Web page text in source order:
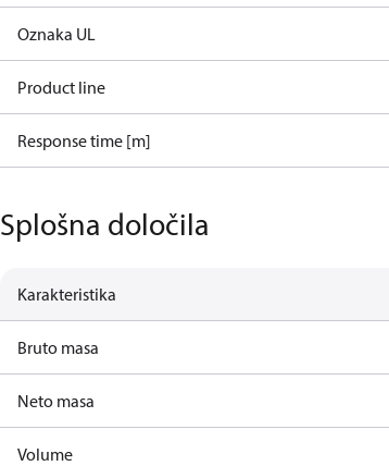
Oznaka UL
Product line
Response time [m]
Splošna določila
Karakteristika
Bruto masa
Neto masa
Volume